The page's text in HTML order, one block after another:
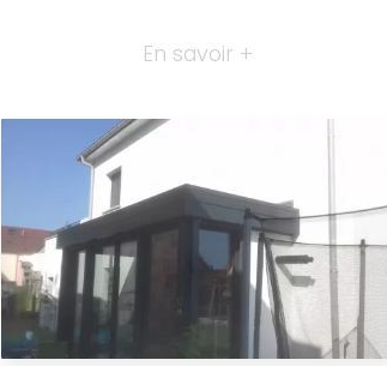
En savoir +